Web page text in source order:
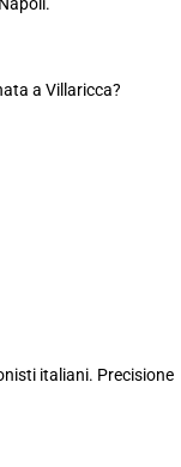
a Villaricca?
italiani. Precisione